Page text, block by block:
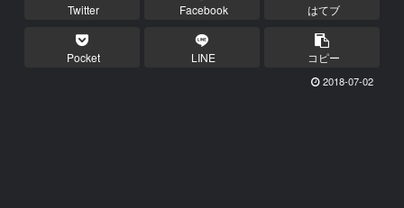
Twitter Facebook はてブ
Pocket LINE コピー
2018-07-02